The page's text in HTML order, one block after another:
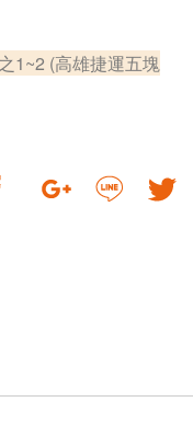
1~2 (高雄捷運五塊